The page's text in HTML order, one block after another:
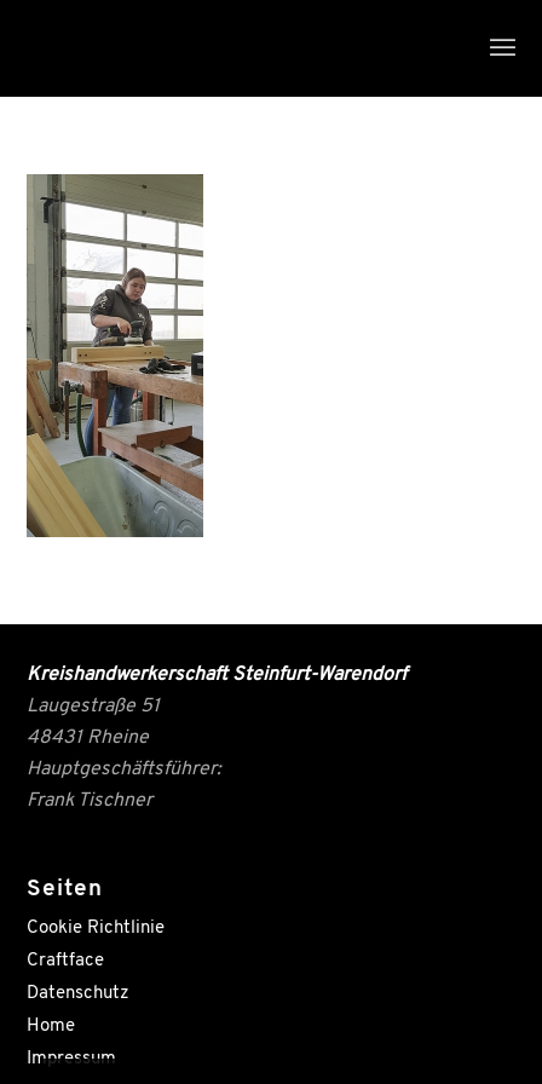
Kreishandwerkerschaft Steinfurt-Warendorf
Laugestraße 51
48431 Rheine
Hauptgeschäftsführer:
Frank Tischner
Seiten
Cookie Richtlinie
Craftface
Datenschutz
Home
Impressum